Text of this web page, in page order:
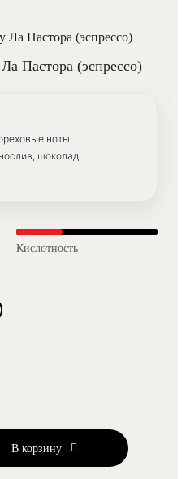
Пастора (эспрессо)
ноты
шоколад
Кислотность
В корзину